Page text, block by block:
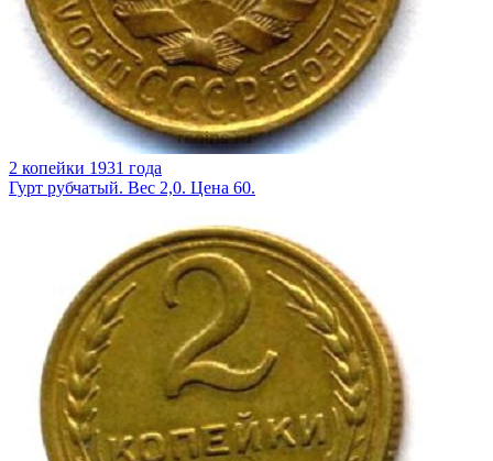
2 копейки 1931 года
Гурт рубчатый. Вес 2,0. Цена 60.